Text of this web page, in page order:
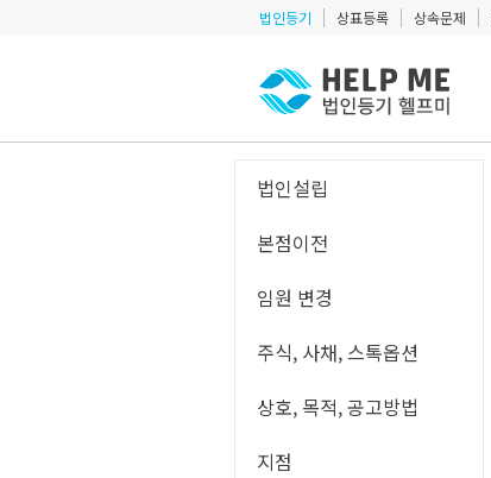
법인등기 상표등록 상속문제
법인설립
본점이전
임원 변경
주식, 사채, 스톡옵션
상호, 목적, 공고방법
지점